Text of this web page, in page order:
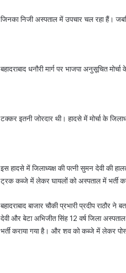
जिनका निजी अस्पताल में उपचार चल रहा हैं।
बहादराबाद धनौरी मार्ग पर भाजपा अनुसूचित
टक्कर इतनी जोरदार थी। हादसे में मोर्चा के
इस हादसे में जिलाध्यक्ष की पत्नी सुमन देवी की
ट्रक कब्जे में लेकर घायलों को अस्पताल में भर्ती
बहादराबाद बाजार चौकी प्रभारी प्रदीप राठौर
देवी और बेटा अभिजीत सिंह 12 वर्ष जिला
भर्ती कराया गया है। और शव को कब्जे में लेकर